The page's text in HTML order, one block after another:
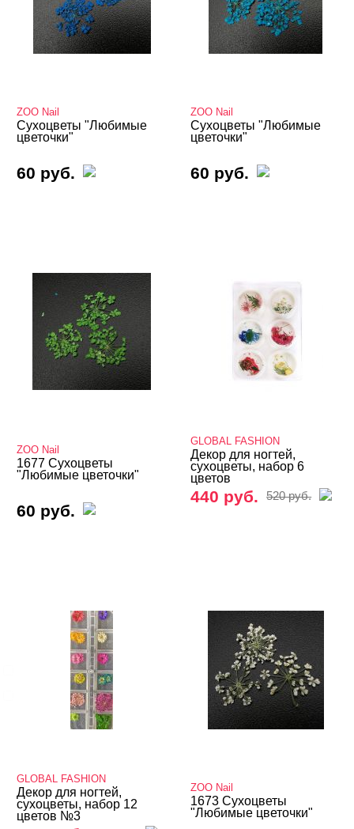
Пигменты/Пигменты-Втирки
Полоски для френча
Слюда, пралине
Соты, конфетти, ромбики, миксы
Сухоцветы Zoo Nail
Шестигранники/Крупные блестки
Краски для дизайна
ФИМО - резиновые аппликации, штанги
Пилки, блоки
Уход
GLOBAL FASHION
ZOO Nail
ZOO Nail
Сухоцветы "Любимые
цветочки"
60 руб.
ZOO Nail
Сухоцветы "Любимые
цветочки"
60 руб.
ZOO Nail
1677 Сухоцветы
"Любимые цветочки"
60 руб.
GLOBAL FASHION
Декор для ногтей,
сухоцветы, набор 6
цветов
440 руб. 520 руб.
GLOBAL FASHION
Декор для ногтей,
сухоцветы, набор 12
цветов №3
ZOO Nail
1673 Сухоцветы
"Любимые цветочки"